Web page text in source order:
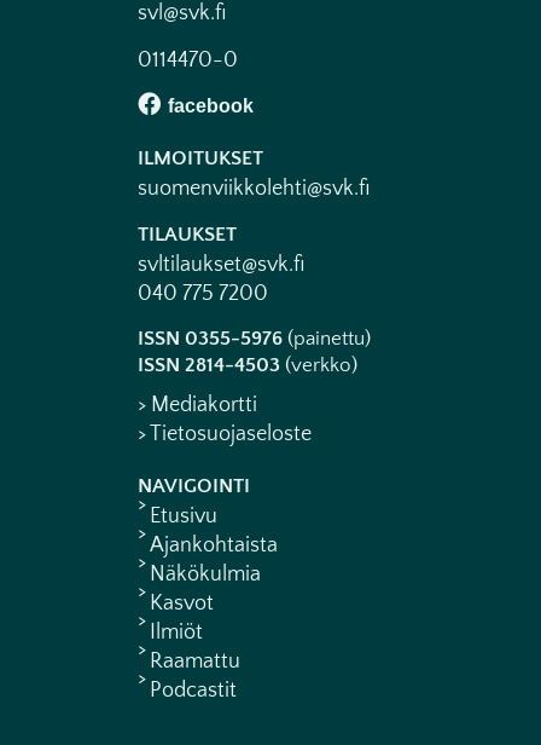
svl@svk.fi
0114470-0
ILMOITUKSET
suomenviikkolehti@svk.fi
TILAUKSET
svltilaukset@svk.fi
040 775 7200
ISSN 0355-5976 (painettu)
ISSN 2814-4503 (verkko)
> Mediakortti
> Tietosuojaseloste
NAVIGOINTI
Etusivu
Ajankohtaista
Näkökulmia
Kasvot
Ilmiöt
Raamattu
Podcastit